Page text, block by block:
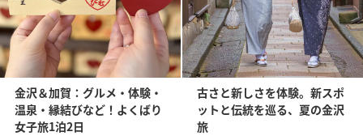
金沢＆加賀：グルメ・体験・
温泉・縁結びなど！よくばり
女子旅1泊2日
古さと新しさを体験。新スポ
ットと伝統を巡る、夏の金沢
旅